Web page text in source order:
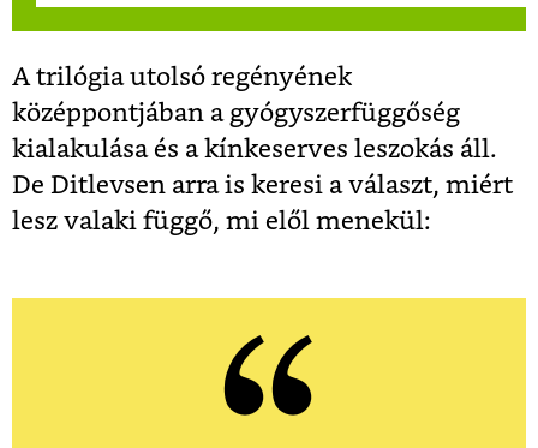
A trilógia utolsó regényének
középpontjában a gyógyszerfüggőség
kialakulása és a kínkeserves leszokás áll.
De Ditlevsen arra is keresi a választ, miért
lesz valaki függő, mi elől menekül: